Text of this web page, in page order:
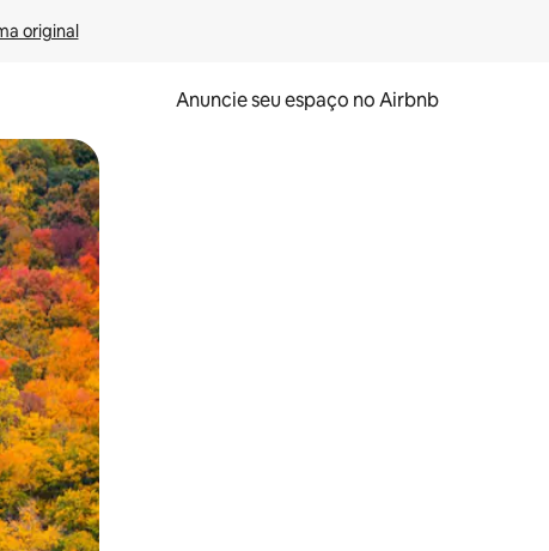
original
Anuncie seu espaço no Airbnb
deslizando o dedo na tela.